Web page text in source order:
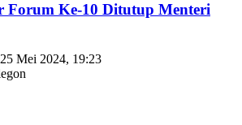
Forum Ke-10 Ditutup Menteri
Mei 2024, 19:23